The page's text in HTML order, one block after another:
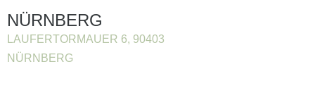
NÜRNBERG
LAUFERTORMAUER 6, 90403
NÜRNBERG